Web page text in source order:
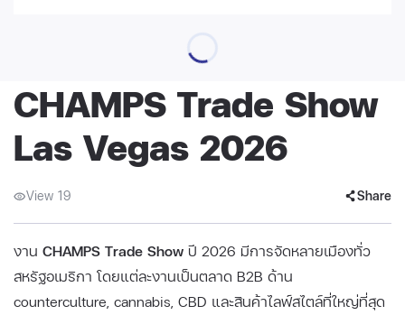
CHAMPS Trade Show
Las Vegas 2026
View 19 Share
งาน CHAMPS Trade Show ปี 2026 มีการจัดหลายเมืองทั่ว
สหรัฐอเมริกา โดยแต่ละงานเป็นตลาด B2B ด้าน
counterculture, cannabis, CBD และสินค้าไลฟ์สไตล์ที่ใหญ่ที่สุด